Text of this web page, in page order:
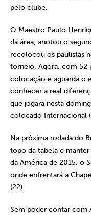
pelo clube.
O Maestro Paulo
da área, anotou o
recolocou os paulistas
torneio. Agora, com 52
colocação e aguarda o
conhecer a real
que jogará nesta
colocado Internacional
Na próxima rodada do
topo da tabela e manter
da América de 2015, o
onde enfrentará a
(22).
Sem poder contar com